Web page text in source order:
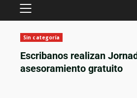
Sin categoría
Escribanos realizan
asesoramiento gratuito